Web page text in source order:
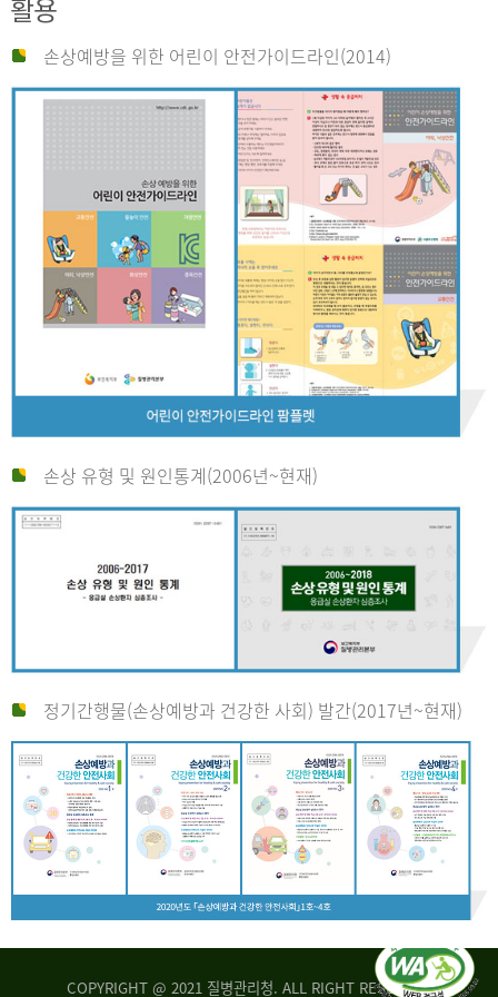
활용
손상예방을 위한 어린이 안전가이드라인(2014)
손상 유형 및 원인통계(2006년~현재)
정기간행물(손상예방과 건강한 사회) 발간(2017년~현재)
COPYRIGHT @ 2021 질병관리청. ALL RIGHT RESERVED